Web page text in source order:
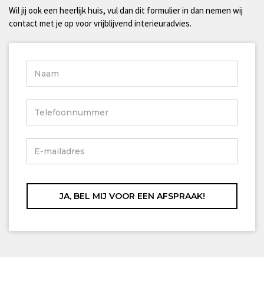
Wil jij ook een heerlijk huis, vul dan dit formulier in dan nemen wij
contact met je op voor vrijblijvend interieuradvies.